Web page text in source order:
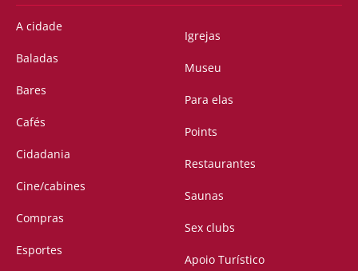
A cidade
Baladas
Bares
Cafés
Cidadania
Cine/cabines
Compras
Esportes
Igrejas
Museu
Para elas
Points
Restaurantes
Saunas
Sex clubs
Apoio Turístico